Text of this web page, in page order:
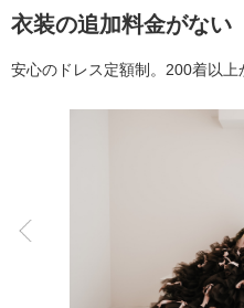
衣装
オプション
アクセス/TEL
衣装の追加料金がない
安心のドレス定額制。200着以上